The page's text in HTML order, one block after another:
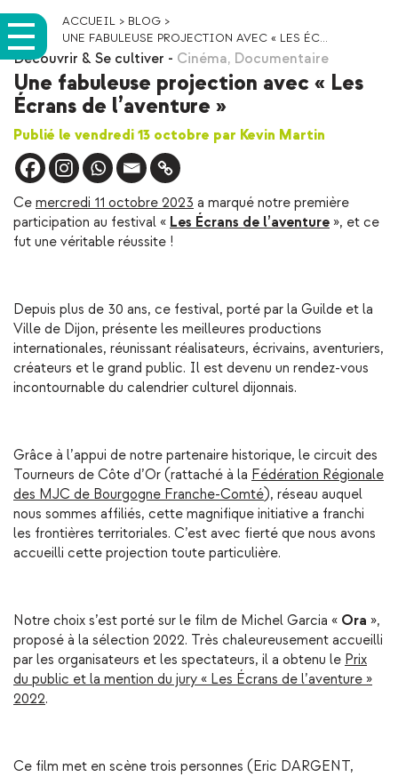
ACCUEIL > BLOG >
UNE FABULEUSE PROJECTION AVEC « LES ÉC...
Découvrir & Se cultiver - Cinéma, Documentaire
Une fabuleuse projection avec « Les
Écrans de l’aventure »
Publié le vendredi 13 octobre par Kevin Martin
Ce mercredi 11 octobre 2023 a marqué notre première
participation au festival « Les Écrans de l’aventure », et ce
fut une véritable réussite !
Depuis plus de 30 ans, ce festival, porté par la Guilde et la
Ville de Dijon, présente les meilleures productions
internationales, réunissant réalisateurs, écrivains, aventuriers,
créateurs et le grand public. Il est devenu un rendez-vous
incontournable du calendrier culturel dijonnais.
Grâce à l’appui de notre partenaire historique, le circuit des
Tourneurs de Côte d’Or (rattaché à la Fédération Régionale
des MJC de Bourgogne Franche-Comté), réseau auquel
nous sommes affiliés, cette magnifique initiative a franchi
les frontières territoriales. C’est avec fierté que nous avons
accueilli cette projection toute particulière.
Notre choix s’est porté sur le film de Michel Garcia « Ora »,
proposé à la sélection 2022. Très chaleureusement accueilli
par les organisateurs et les spectateurs, il a obtenu le Prix
du public et la mention du jury « Les Écrans de l’aventure »
2022.
Ce film met en scène trois personnes (Eric DARGENT,